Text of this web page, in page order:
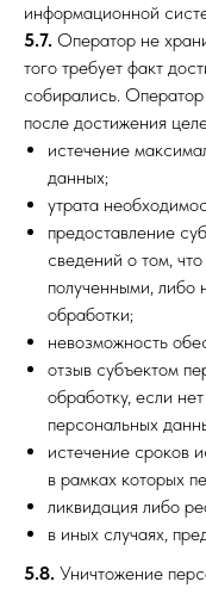
информационной
5.7. Оператор не
того требует факт
собирались.
после достижения
истечение
данных;
утрата
предоставление
сведений о том,
полученными, либо
обработки;
невозможность
отзыв субъектом
обработку, если
персональных
истечение сроков
в рамках которых
ликвидация либо
в иных случаях,
5.8. Уничтожение